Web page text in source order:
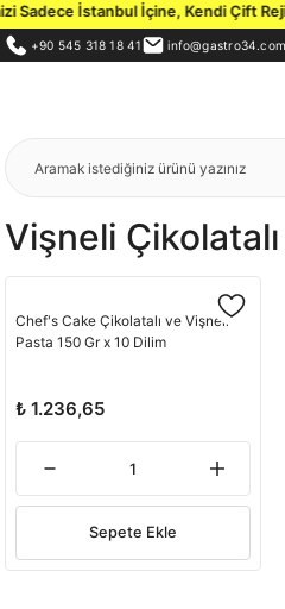
Sadece İstanbul İçine, Kendi Çift
+90 545 318 18 41
Vişneli
Chef's Cake Çikolatalı ve Vişneli
Pasta 150 Gr x 10 Dilim
₺ 1.236,65
Sepete Ekle